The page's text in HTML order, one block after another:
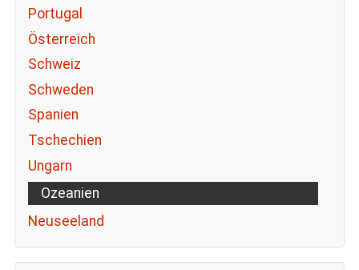
Portugal
Österreich
Schweiz
Schweden
Spanien
Tschechien
Ungarn
Ozeanien
Neuseeland